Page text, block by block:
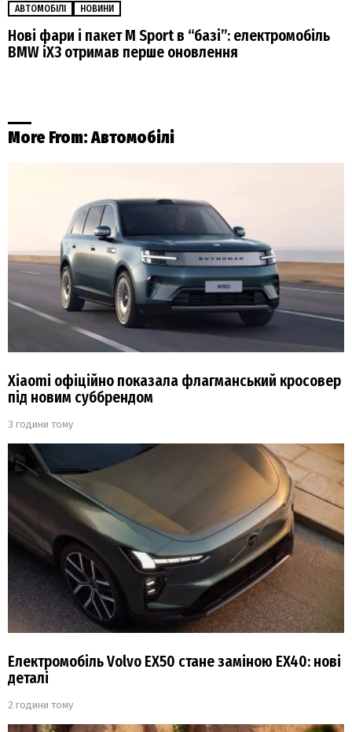
АВТОМОБІЛІ НОВИНИ
Нові фари і пакет M Sport в “базі”: електромобіль
BMW iX3 отримав перше оновлення
More From:Автомобілі
Xiaomi офіційно показала флагманський кросовер
під новим суббрендом
3 години тому
Електромобіль Volvo EX50 стане заміною EX40: нові
деталі
2 години тому